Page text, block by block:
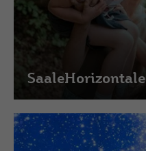
SaaleHorizontale